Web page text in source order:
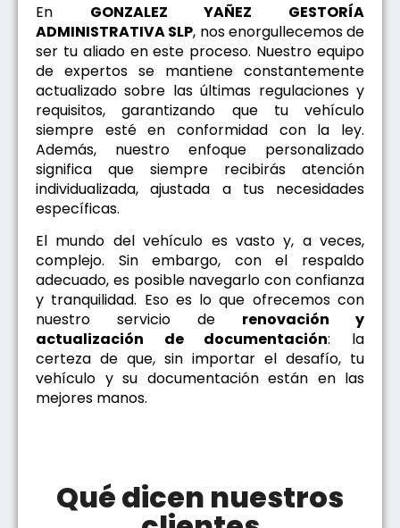
En GONZALEZ YAÑEZ GESTORÍA
ADMINISTRATIVA SLP, nos enorgullecemos de
ser tu aliado en este proceso. Nuestro equipo
de expertos se mantiene constantemente
actualizado sobre las últimas regulaciones y
requisitos, garantizando que tu vehículo
siempre esté en conformidad con la ley.
Además, nuestro enfoque personalizado
significa que siempre recibirás atención
individualizada, ajustada a tus necesidades
específicas.
El mundo del vehículo es vasto y, a veces,
complejo. Sin embargo, con el respaldo
adecuado, es posible navegarlo con confianza
y tranquilidad. Eso es lo que ofrecemos con
nuestro servicio de renovación y
actualización de documentación: la
certeza de que, sin importar el desafío, tu
vehículo y su documentación están en las
mejores manos.
Qué dicen nuestros